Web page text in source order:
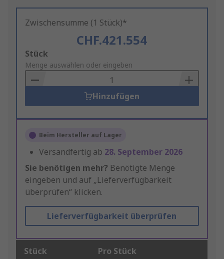
Zwischensumme (1 Stück)*
CHF.421.554
Add
to
Basket
Stück
Menge auswählen oder eingeben
Hinzufügen
Beim Hersteller auf Lager
Versandfertig ab 28. September 2026
Sie benötigen mehr? Benötigte Menge
eingeben und auf „Lieferverfügbarkeit
überprüfen“ klicken.
Lieferverfügbarkeit überprüfen
Stück Pro Stück